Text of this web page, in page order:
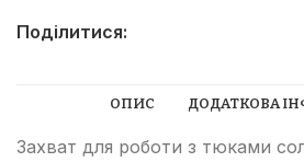
Поділитися:
ОПИС ДОДАТКОВА
Захват для роботи з тюками